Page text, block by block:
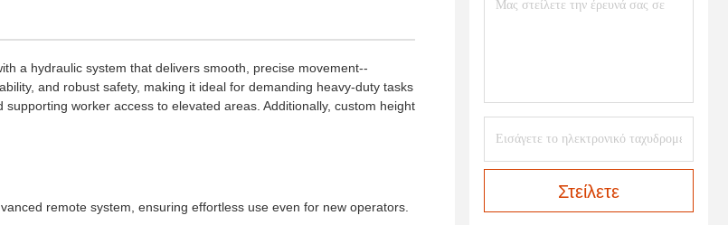
a hydraulic system that delivers smooth, precise movement--
and robust safety, making it ideal for demanding heavy-duty tasks
worker access to elevated areas. Additionally, custom height
remote system, ensuring effortless use even for new operators.
Στείλετε